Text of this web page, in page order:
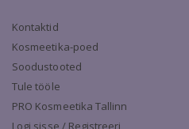
Kontaktid
Kosmeetika-poed
Soodustooted
Tule tööle
PRO Kosmeetika Tallinn
Logi sisse / Registreeri